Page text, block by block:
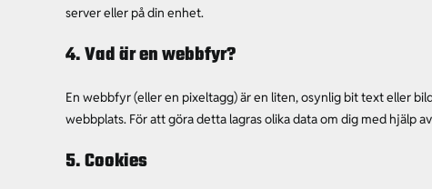
server eller på din enhet.
4. Vad är en webbfyr?
En webbfyr (eller en pixeltagg) är en liten, osynlig bit text eller
webbplats. För att göra detta lagras olika data om dig med hjälp
5. Cookies